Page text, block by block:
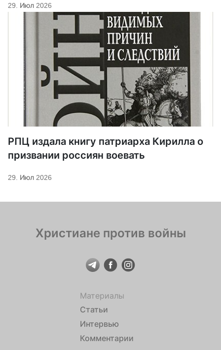
29. Июл 2026
РПЦ издала книгу патриарха Кирилла о
призвании россиян воевать
29. Июл 2026
Христиане против войны
Материалы
Статьи
Интервью
Комментарии